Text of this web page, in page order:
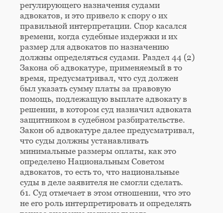
регулирующего назначения судами
адвокатов, и это привело к спору о их
правильной интерпретации. Спор касался
времени, когда судебные издержки и их
размер для адвокатов по назначению
должны определяться судами. Раздел 44 (2)
Закона об адвокатуре, применяемый в то
время, предусматривал, что суд должен
был указать сумму платы за правовую
помощь, подлежащую выплате адвокату в
решении, в котором суд назначил адвоката
защитником в судебном разбирательстве.
Закон об адвокатуре далее предусматривал,
что суды должны устанавливать
минимальные размеры оплаты, как это
определено Национальным Советом
адвокатов, то есть то, что национальные
суды в деле заявителя не смогли сделать.
61. Суд отмечает в этом отношении, что это
не его роль интерпретировать и определять